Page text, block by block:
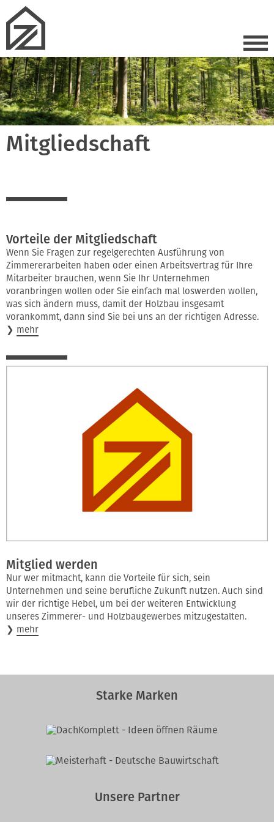
Mitgliedschaft
Vorteile der Mitgliedschaft
Wenn Sie Fragen zur regelgerechten Ausführung von
Zimmererarbeiten haben oder einen Arbeitsvertrag für Ihre
Mitarbeiter brauchen, wenn Sie Ihr Unternehmen
voranbringen wollen oder Sie einfach mal loswerden wollen,
was sich ändern muss, damit der Holzbau insgesamt
vorankommt, dann sind Sie bei uns an der richtigen Adresse.
❯ mehr
Mitglied werden
Nur wer mitmacht, kann die Vorteile für sich, sein
Unternehmen und seine berufliche Zukunft nutzen. Auch sind
wir der richtige Hebel, um bei der weiteren Entwicklung
unseres Zimmerer- und Holzbaugewerbes mitzugestalten.
❯ mehr
Starke Marken
Unsere Partner